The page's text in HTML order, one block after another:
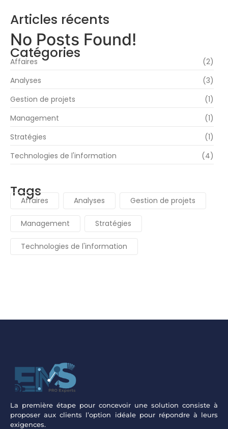
Articles récents
No Posts Found!
Catégories
Affaires
(2)
Analyses
(3)
Gestion de projets
(1)
Management
(1)
Stratégies
(1)
Technologies de l'information
(4)
Tags
Affaires Analyses Gestion de projets
Management Stratégies
Technologies de l'information
La première étape pour concevoir une solution consiste à
proposer aux clients l’option idéale pour répondre à leurs
exigences.